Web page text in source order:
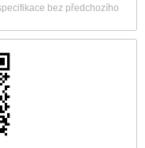
bez předchozího